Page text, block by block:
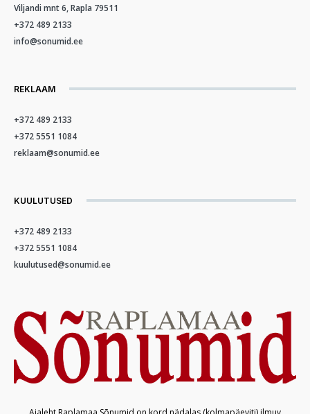
Viljandi mnt 6, Rapla 79511
+372 489 2133
info@sonumid.ee
REKLAAM
+372 489 2133
+372 5551 1084
reklaam@sonumid.ee
KUULUTUSED
+372 489 2133
+372 5551 1084
kuulutused@sonumid.ee